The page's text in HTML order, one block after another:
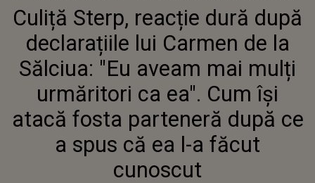
DUPĂ DECLARAȚIILE LUI
CARMEN DE LA SĂLCIUA: "EU
AVEAM MAI MULȚI
URMĂRITORI CA EA". CUM ÎȘI
ATACĂ FOSTA PARTENERĂ DUPĂ
CUNOSCUT
Culiță Sterp, reacție dură după
declarațiile lui Carmen de la
Sălciua: "Eu aveam mai mulți
urmăritori ca ea". Cum își
atacă fosta parteneră după ce
a spus că ea l-a făcut
cunoscut